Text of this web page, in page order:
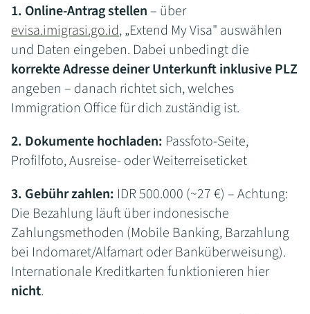
1. Online-Antrag stellen – über
evisa.imigrasi.go.id, „Extend My Visa" auswählen
und Daten eingeben. Dabei unbedingt die
korrekte Adresse deiner Unterkunft inklusive PLZ
angeben – danach richtet sich, welches
Immigration Office für dich zuständig ist.
2. Dokumente hochladen: Passfoto-Seite,
Profilfoto, Ausreise- oder Weiterreiseticket
3. Gebühr zahlen: IDR 500.000 (~27 €) – Achtung:
Die Bezahlung läuft über indonesische
Zahlungsmethoden (Mobile Banking, Barzahlung
bei Indomaret/Alfamart oder Banküberweisung).
Internationale Kreditkarten funktionieren hier
nicht.